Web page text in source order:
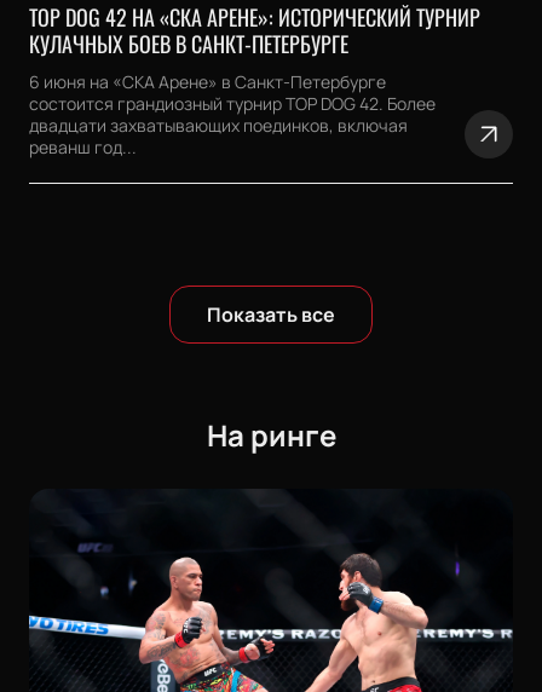
TOP DOG 42 НА «СКА АРЕНЕ»: ИСТОРИЧЕСКИЙ ТУРНИР
КУЛАЧНЫХ БОЕВ В САНКТ-ПЕТЕРБУРГЕ
6 июня на «СКА Арене» в Санкт-Петербурге
состоится грандиозный турнир TOP DOG 42. Более
двадцати захватывающих поединков, включая
реванш год...
Показать все
На ринге